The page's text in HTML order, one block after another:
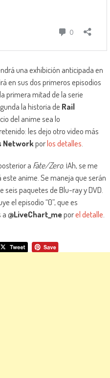
una exhibición anticipada en
en sus dos primeros episodios
primera mitad de la serie
la historia de Rail
del anime sea lo
les dejo otro video más
Networkporlos detalles
a Fate/Zero. ¡Ah, se me
anime. Se maneja que serán
seis paquetes de Blu-ray y DVD.
el episodio “0”, que es
a@LiveChart_meporel detalle